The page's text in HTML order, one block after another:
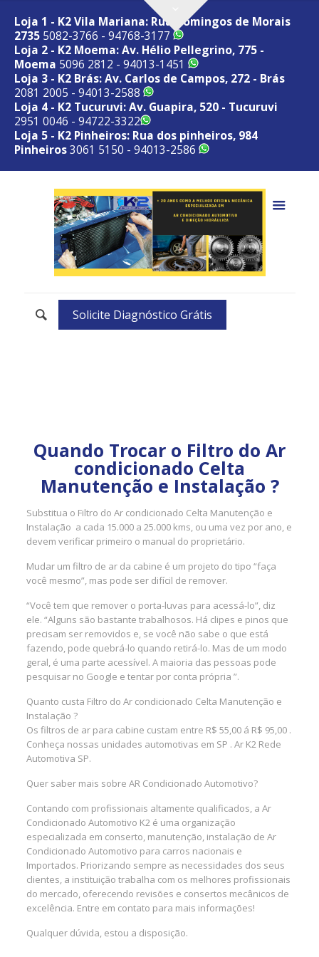
Loja 1 - K2 Vila Mariana: Rua Domingos de Morais
2735 5082-3766 - 94768-3177
Loja 2 - K2 Moema: Av. Hélio Pellegrino, 775 -
Moema 5096 2812 - 94013-1451
Loja 3 - K2 Brás: Av. Carlos de Campos, 272 - Brás
2081 2005 - 94013-2588
Loja 4 - K2 Tucuruvi: Av. Guapira, 520 - Tucuruvi
2951 0046 - 94722-3322
Loja 5 - K2 Pinheiros: Rua dos pinheiros, 984
Pinheiros3061 5150 - 94013-2586
Solicite Diagnóstico Grátis
Quando Trocar o Filtro do Ar
condicionado Celta
Manutenção e Instalação ?
Substitua o Filtro do Ar condicionado Celta Manutenção e
Instalação a cada 15.000 a 25.000 kms, ou uma vez por ano, e
devem verificar primeiro o manual do proprietário.
Mudar um filtro de ar da cabine é um projeto do tipo “faça
você mesmo”, mas pode ser difícil de remover.
“Você tem que remover o porta-luvas para acessá-lo”, diz
ele. “Alguns são bastante trabalhosos. Há clipes e pinos que
precisam ser removidos e, se você não sabe o que está
fazendo, pode quebrá-lo quando retirá-lo. Mas de um modo
geral, é uma parte acessível. A maioria das pessoas pode
pesquisar no Google e tentar por conta própria ”.
Quanto custa Filtro do Ar condicionado Celta Manutenção e
Instalação ?
Os filtros de ar para cabine custam entre R$ 55,00 á R$ 95,00 .
Conheça nossas unidades automotivas em SP . Ar K2 Rede
Automotiva SP.
Quer saber mais sobre AR Condicionado Automotivo?
Contando com profissionais altamente qualificados, a Ar
Condicionado Automotivo K2 é uma organização
especializada em conserto, manutenção, instalação de Ar
Condicionado Automotivo para carros nacionais e
Importados. Priorizando sempre as necessidades dos seus
clientes, a instituição trabalha com os melhores profissionais
do mercado, oferecendo revisões e consertos mecânicos de
excelência. Entre em contato para mais informações!
Qualquer dúvida, estou a disposição.